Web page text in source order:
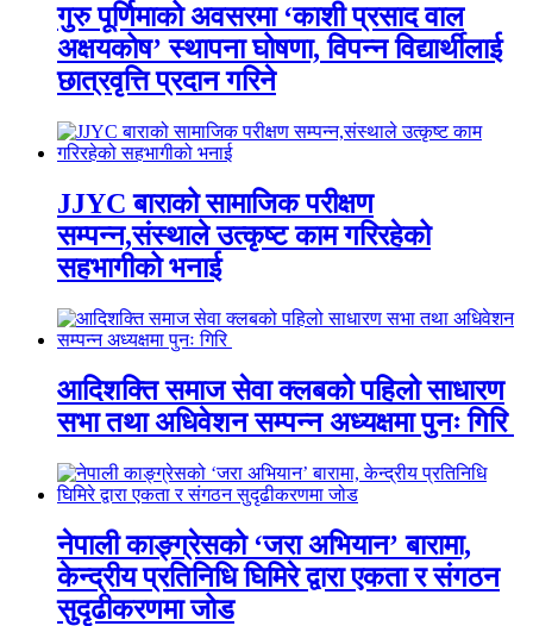
गुरु पूर्णिमाको अवसरमा ‘काशी प्रसाद वाल
अक्षयकोष’ स्थापना घोषणा, विपन्न विद्यार्थीलाई
छात्रवृत्ति प्रदान गरिने
JJYC बाराको सामाजिक परीक्षण
सम्पन्न,संस्थाले उत्कृष्ट काम गरिरहेको
सहभागीको भनाई
आदिशक्ति समाज सेवा क्लबको पहिलो साधारण
सभा तथा अधिवेशन सम्पन्न अध्यक्षमा पुनः गिरि
नेपाली काङ्ग्रेसको ‘जरा अभियान’ बारामा,
केन्द्रीय प्रतिनिधि घिमिरे द्वारा एकता र संगठन
सुदृढीकरणमा जोड